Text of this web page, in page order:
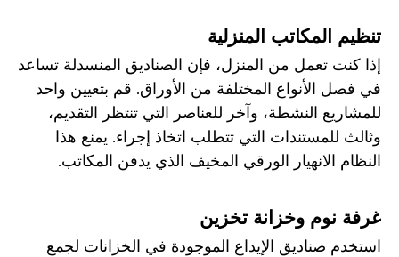
تنظيم المكاتب المنزلية
إذا كنت تعمل من المنزل، فإن الصناديق المنسدلة تساعد
في فصل الأنواع المختلفة من الأوراق. قم بتعيين واحد
للمشاريع النشطة، وآخر للعناصر التي تنتظر التقديم،
وثالث للمستندات التي تتطلب اتخاذ إجراء. يمنع هذا
النظام الانهيار الورقي المخيف الذي يدفن المكاتب.
غرفة نوم وخزانة تخزين
استخدم صناديق الإيداع الموجودة في الخزانات لجمع